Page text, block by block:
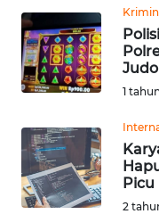
1
Picu
2
INTERNASIONAL
PENDIDIKAN
OLAHRAGA